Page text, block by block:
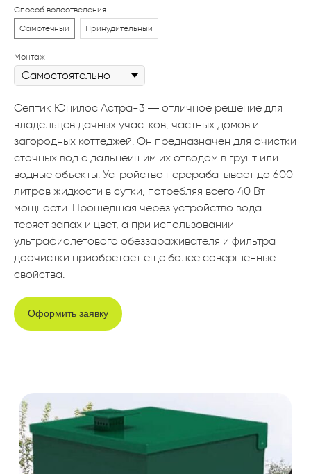
Способ водоотведения
Самотечный
Принудительный
Монтаж
Септик Юнилос Астра-3 — отличное решение для
владельцев дачных участков, частных домов и
загородных коттеджей. Он предназначен для очистки
сточных вод с дальнейшим их отводом в грунт или
водные объекты. Устройство перерабатывает до 600
литров жидкости в сутки, потребляя всего 40 Вт
мощности. Прошедшая через устройство вода
теряет запах и цвет, а при использовании
ультрафиолетового обеззараживателя и фильтра
доочистки приобретает еще более совершенные
свойства.
Оформить заявку
Отправить заявку
Акция!
Юнилос Астра-3 + монтаж